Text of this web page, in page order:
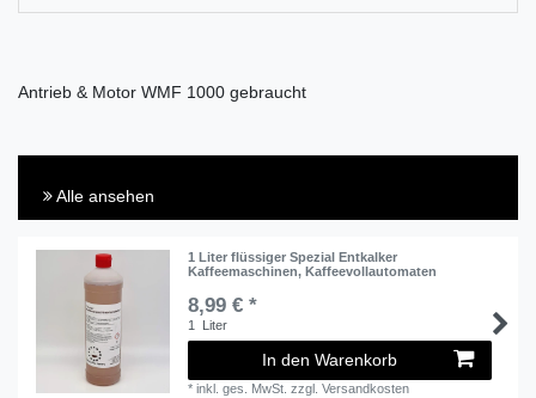
Antrieb & Motor WMF 1000 gebraucht
Alle ansehen
1 Liter flüssiger Spezial Entkalker
Kaffeemaschinen, Kaffeevollautomaten
8,99 € *
1 Liter
In den Warenkorb
*inkl. ges. MwSt. zzgl.Versandkosten